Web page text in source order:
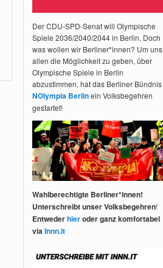
Der CDU-SPD-Senat will Olympische
Spiele 2036/2040/2044 in Berlin. Doch
was wollen wir Berliner*innen? Um uns
allen die Möglichkeit zu geben, über
Olympische Spiele in Berlin
abzustimmen, hat das Berliner Bündnis
NOlympia Berlinein Volksbegehren
gestartet!
Wahlberechtigte Berliner*innen!
Unterschreibt unser Volksbegehren!
Entwederhieroder ganz komfortabel
viaInnn.it